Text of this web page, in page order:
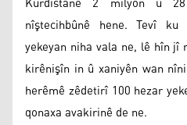
nîştecihbûnê hene. Tevî
yekeyan niha vala ne, lê hîn
kirênişîn in û xaniyên wan
herêmê zêdetirî 100 hezar
qonaxa avakirinê de ne.